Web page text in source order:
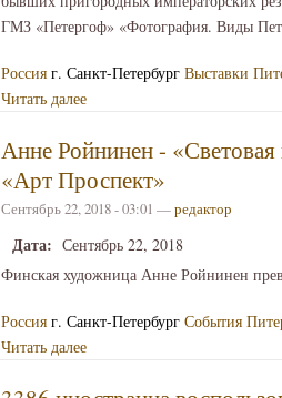
ГМЗ «Петергоф» «Фотография. Виды
Россия г. Санкт-Петербург Выставки
Читать далее
Анне Ройнинен -
«Арт Проспект»
Сентябрь 22, 2018 - 03:01 —редактор
Дата: Сентябрь 22, 2018
Финская художница Анне Ройнинен
Россия г. Санкт-Петербург События
Читать далее